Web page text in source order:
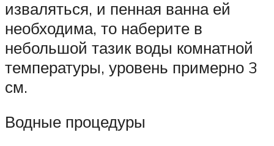
изваляться, и пенная ванна ей
необходима, то наберите в
небольшой тазик воды комнатной
температуры, уровень примерно 3
см.
Водные процедуры